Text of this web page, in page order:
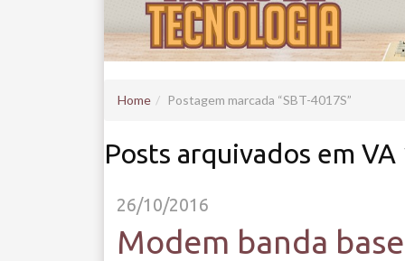
Home Postagem marcada SBT-4017S
Posts arquivados em VA
26/10/2016
Modem banda